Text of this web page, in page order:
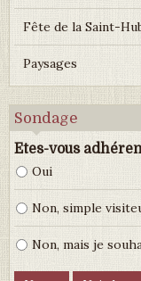
Fête de la Saint-
Paysages
Sondage
Etes-vous
Oui
Non, simple
Non, mais je